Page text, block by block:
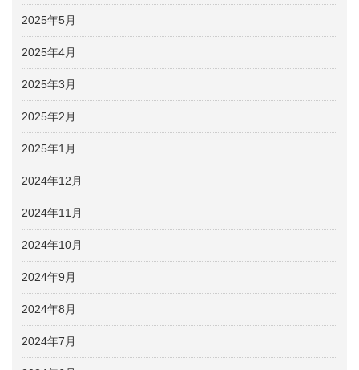
2025年5月
2025年4月
2025年3月
2025年2月
2025年1月
2024年12月
2024年11月
2024年10月
2024年9月
2024年8月
2024年7月